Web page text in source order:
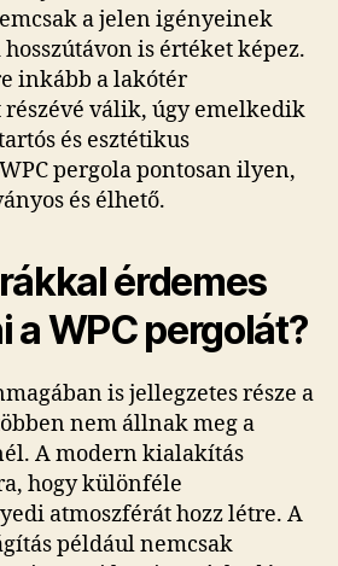
a jelen igényeinek
is értéket képez.
inkább a lakótér
részévé válik, úgy emelkedik
és esztétikus
pergola pontosan ilyen,
és élhető.
érdemes
a WPC pergolát?
is jellegzetes része a
nem állnak meg a
A modern kialakítás
hogy különféle
atmoszférát hozz létre. A
például nemcsak